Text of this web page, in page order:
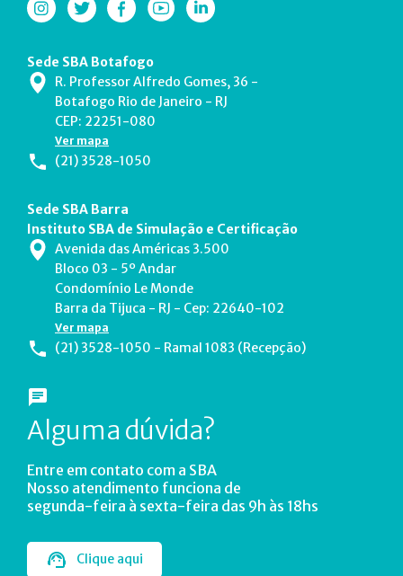
Sede SBA Botafogo
R. Professor Alfredo Gomes, 36 -
Botafogo Rio de Janeiro - RJ
CEP: 22251-080
Ver mapa
(21) 3528-1050
Sede SBA Barra
Instituto SBA de Simulação e Certificação
Avenida das Américas 3.500
Bloco 03 - 5º Andar
Condomínio Le Monde
Barra da Tijuca - RJ - Cep: 22640-102
Ver mapa
(21) 3528-1050 - Ramal 1083 (Recepção)
Alguma dúvida?
Entre em contato com a SBA
Nosso atendimento funciona de
segunda-feira à sexta-feira das 9h às 18hs
Clique aqui